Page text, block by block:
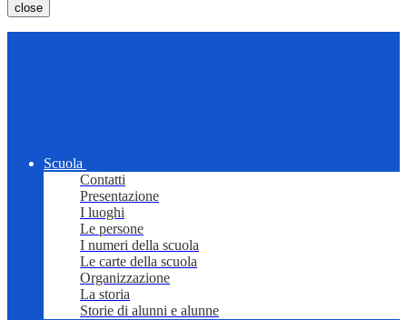
close
Scuola
Contatti
Presentazione
I luoghi
Le persone
I numeri della scuola
Le carte della scuola
Organizzazione
La storia
Storie di alunni e alunne